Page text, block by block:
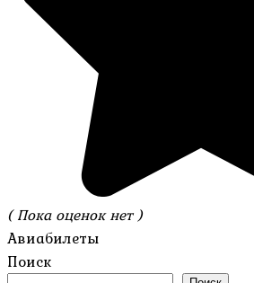
( Пока оценок нет )
Авиабилеты
Поиск